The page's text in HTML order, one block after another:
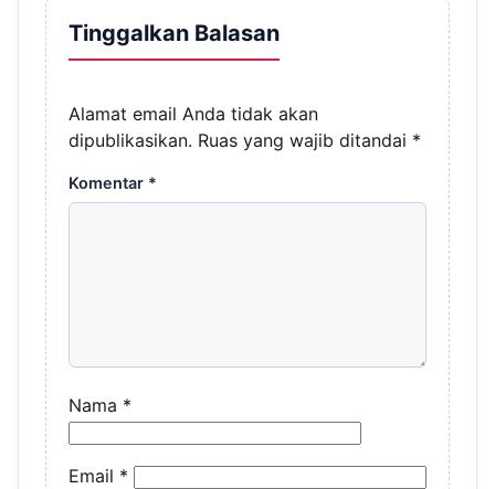
Tinggalkan Balasan
Alamat email Anda tidak akan
dipublikasikan. Ruas yang wajib ditandai *
Komentar *
Nama *
Email *